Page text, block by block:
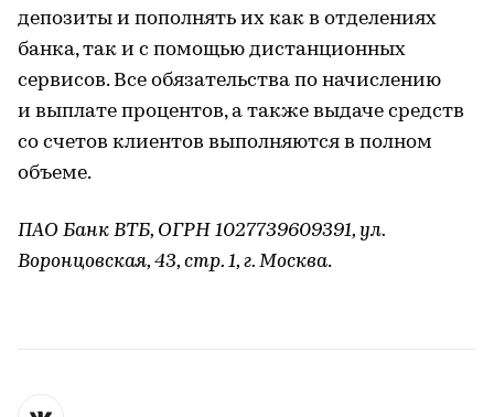
депозиты и пополнять их как в отделениях
банка, так и с помощью дистанционных
сервисов. Все обязательства по начислению
и выплате процентов, а также выдаче средств
со счетов клиентов выполняются в полном
объеме.
ПАО Банк ВТБ, ОГРН 1027739609391, ул.
Воронцовская, 43, стр. 1, г. Москва.